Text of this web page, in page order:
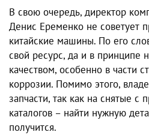
В свою очередь, директор
Денис Еременко не советует
китайские машины. По его
свой ресурс, да и в принципе
качеством, особенно в части
коррозии. Помимо этого,
запчасти, так как на снятые с
каталогов – найти нужную
получится.